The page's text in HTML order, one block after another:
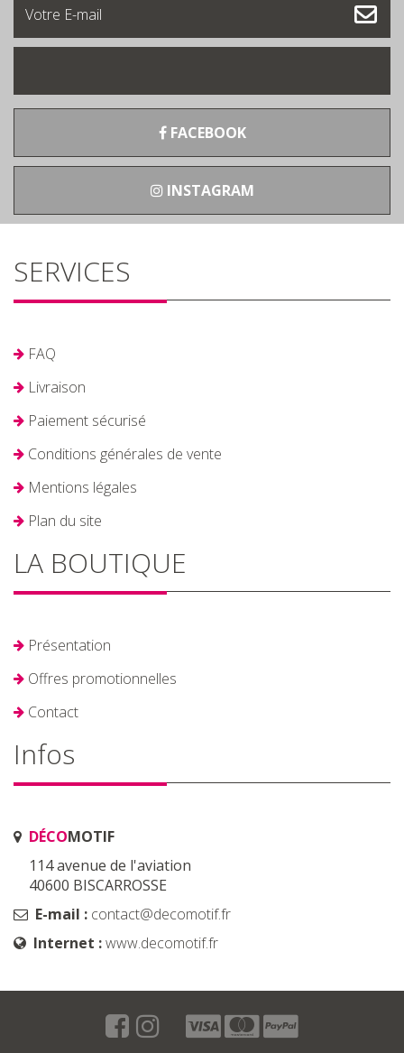
FACEBOOK
INSTAGRAM
SERVICES
FAQ
Livraison
Paiement sécurisé
Conditions générales de vente
Mentions légales
Plan du site
LA BOUTIQUE
Présentation
Offres promotionnelles
Contact
Infos
DÉCOMOTIF
114 avenue de l'aviation
40600 BISCARROSSE
E-mail : contact@decomotif.fr
Internet :www.decomotif.fr